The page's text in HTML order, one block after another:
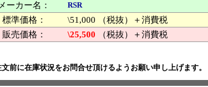
メーカー名：
RSR
標準価格：
\51,000 （税抜）＋消費税
販売価格：
\25,500 （税抜）＋消費税
前に在庫状況をお問合せ頂けるようお願い申し上げます。